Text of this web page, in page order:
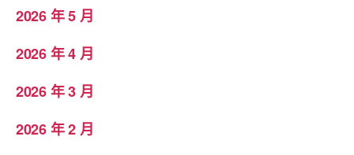
2026 年 5 月
2026 年 4 月
2026 年 3 月
2026 年 2 月